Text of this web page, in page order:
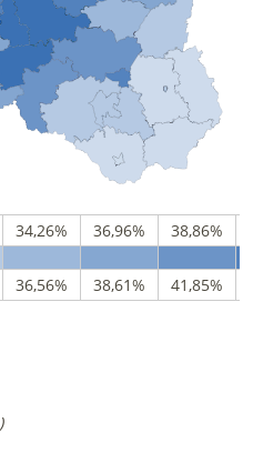
34,26%
36,56%
36,96%
38,61%
38,86%
41,85%
)